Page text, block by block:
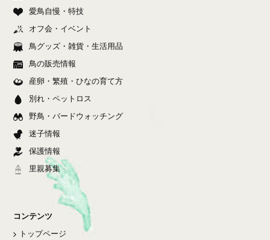
愛鳥自慢・特技
オフ会・イベント
鳥グッズ・雑貨・生活用品
鳥の販売情報
産卵・繁殖・ひなの育て方
別れ・ペットロス
野鳥・バードウォッチング
迷子情報
保護情報
里親募集
コンテンツ
トップページ